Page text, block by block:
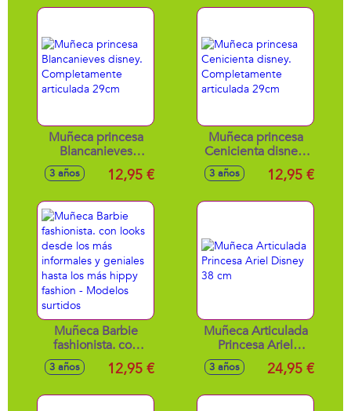
Muñeca princesa
Blancanieves
disney.
Completamente
3 años 12,95 €
Muñeca princesa
Cenicienta disney.
Completamente
articulada 29cm
3 años 12,95 €
Muñeca Barbie
fashionista. con
looks desde los
más informales y
más hippy fashion -
3 años 12,95 €
Muñeca Articulada
Princesa Ariel
Disney 38 cm
3 años 24,95 €